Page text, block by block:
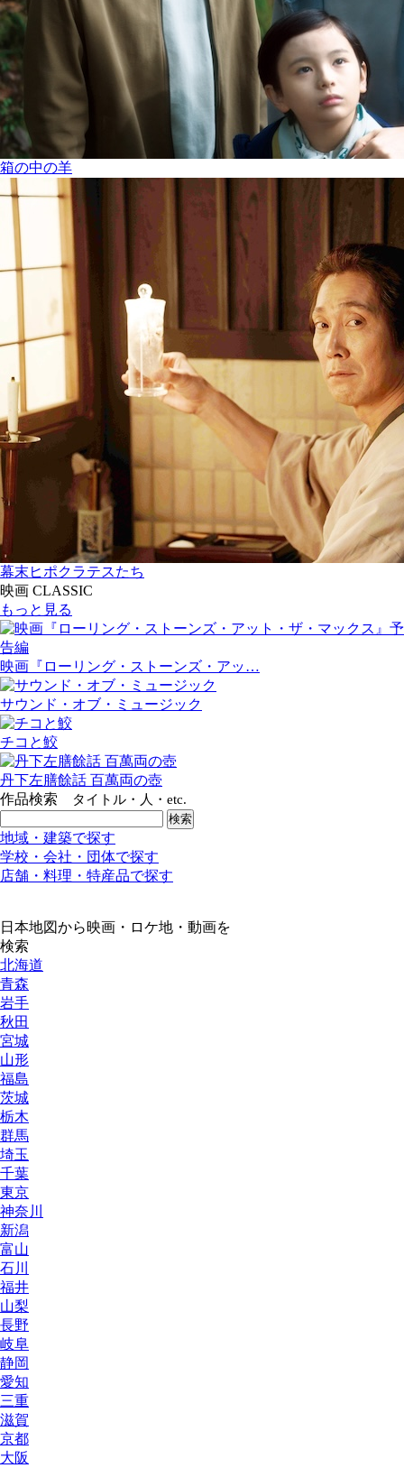
箱の中の羊
幕末ヒポクラテスたち
映画 CLASSIC
もっと見る
映画『ローリング・ストーンズ・アッ…
サウンド・オブ・ミュージック
チコと鮫
丹下左膳餘話 百萬両の壺
作品検索
タイトル・人・etc.
地域・建築で探す
学校・会社・団体で探す
店舗・料理・特産品で探す
日本地図から映画・ロケ地・動画を
検索
北海道
青森
岩手
秋田
宮城
山形
福島
茨城
栃木
群馬
埼玉
千葉
東京
神奈川
新潟
富山
石川
福井
山梨
長野
岐阜
静岡
愛知
三重
滋賀
京都
大阪